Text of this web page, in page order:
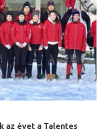
az évet a Talentes